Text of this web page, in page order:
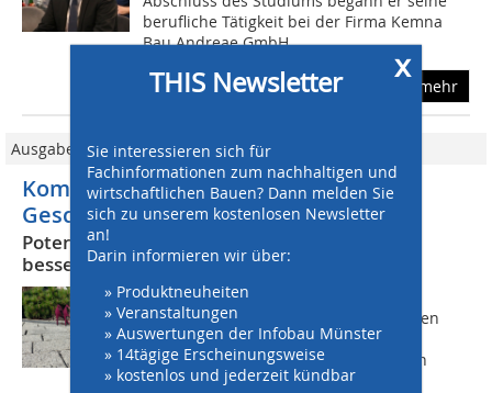
x
THIS Newsletter
Sie interessieren sich für
Fachinformationen zum nachhaltigen und
wirtschaftlichen Bauen? Dann melden Sie
sich zu unserem kostenlosen Newsletter
an!
Darin informieren wir über:
» Produktneuheiten
» Veranstaltungen
» Auswertungen der Infobau Münster
» 14tägige Erscheinungsweise
» kostenlos und jederzeit kündbar
berufliche Tätigkeit bei der Firma Kemna
Bau Andreae GmbH...
mehr
Ausgabe 10/2017
Kompetenz ist keine Frage des
Geschlechts
Potentiale von Frauen in der Bauwirtschaft
besser nutzen
Die Erfahrungen von Frauen,
Personalleitern und -beratern berichten
davon und zeigen, dass die
Verantwortlichen nur einmal über den
berühmten Tellerrand zu schauen